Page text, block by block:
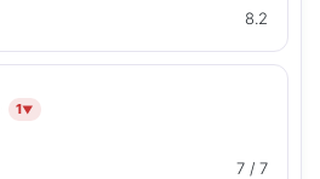
8.2
1▼
7 / 7